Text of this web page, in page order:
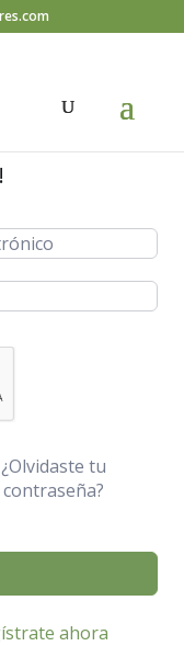
¿Olvidaste tu
contraseña?
ahora